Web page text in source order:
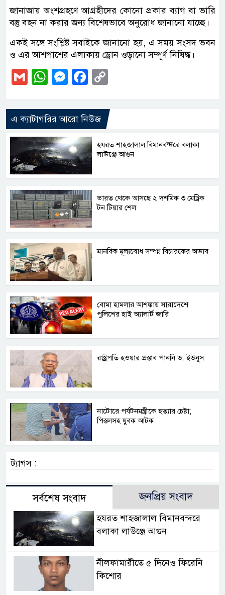
জানাজায় অংশগ্রহণে আগ্রহীদের কোনো প্রকার ব্যাগ বা ভারি
বস্তু বহন না করার জন্য বিশেষভাবে অনুরোধ জানানো যাচ্ছে।
একই সঙ্গে সংশ্লিষ্ট সবাইকে জানানো হয়, এ সময় সংসদ ভবন
ও এর আশপাশের এলাকায় ড্রোন ওড়ানো সম্পূর্ণ নিষিদ্ধ।
GmailWhatsApp
Messenger
Facebook
এ ক্যাটাগরির আরো নিউজ
হযরত শাহজালাল বিমানবন্দরে বলাকা
লাউঞ্জে আগুন
ভারত থেকে আসছে ২ দশমিক ৩ মেট্রিক
টন টিয়ার শেল
মানবিক মূল্যবোধ সম্পন্ন বিচারকের অভাব
বোমা হামলার আশঙ্কায় সারাদেশে
পুলিশের হাই অ্যালার্ট জারি
রাষ্ট্রপতি হওয়ার প্রস্তাব পাননি ড. ইউনূস
নাটোরে পর্যটনমন্ত্রীকে হত্যার চেষ্টা;
পিস্তলসহ যুবক আটক
ট্যাগস :
সর্বশেষ সংবাদ জনপ্রিয় সংবাদ
হযরত শাহজালাল বিমানবন্দরে
বলাকা লাউঞ্জে আগুন
নীলফামারীতে ৫ দিনেও ফিরেনি
কিশোর